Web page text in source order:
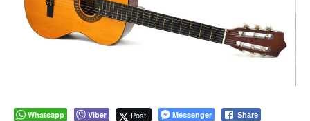
Whatsapp Viber Post Messenger Share